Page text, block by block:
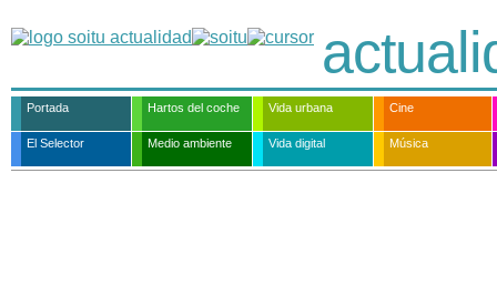
Portada Hartos del coche Vida urbana Cine
El Selector Medio ambiente Vida digital Música